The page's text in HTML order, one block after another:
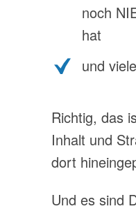
noch
hat
und
Richtig, das
Inhalt und
dort
Und es sind